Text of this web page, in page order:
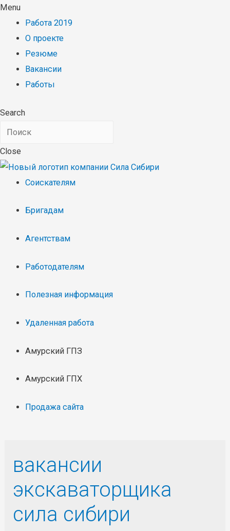
Menu
Работа 2019
О проекте
Резюме
Вакансии
Работы
Search
Close
Соискателям
Бригадам
Агентствам
Работодателям
Полезная информация
Удаленная работа
Амурский ГПЗ
Амурский ГПХ
Продажа сайта
вакансии
экскаваторщика
сила сибири